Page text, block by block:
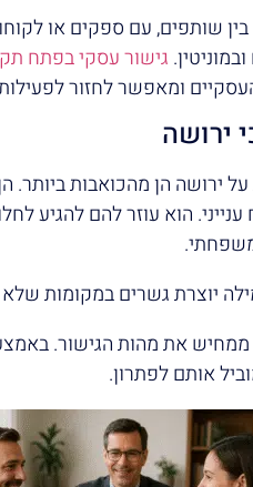
שותפים, עם ספקים או
גישור עסקי בפתח
ומאפשר לחזור
ירושה
ירושה הן מהכואבות ביותר.
הוא עוזר להם להגיע
יוצרת גשרים במקומות שלא
ממחיש את מהות הגישור.
אותם לפתרון.